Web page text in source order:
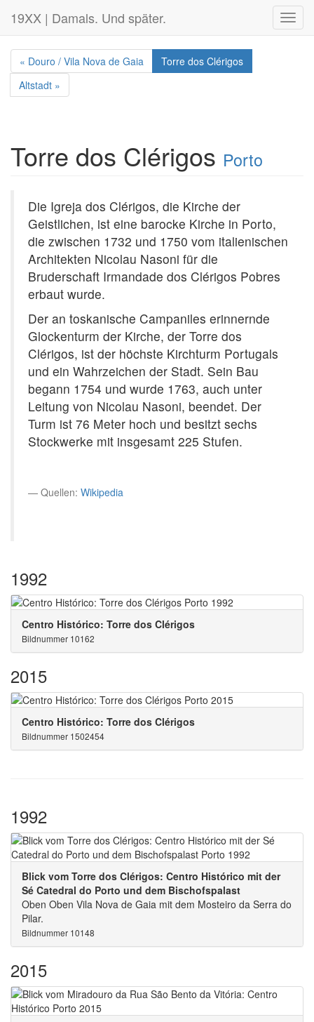
19XX | Damals. Und später.
« Douro / Vila Nova de Gaia
Torre dos Clérigos
Altstadt »
Torre dos Clérigos Porto
Die Igreja dos Clérigos, die Kirche der
Geistlichen, ist eine barocke Kirche in Porto,
die zwischen 1732 und 1750 vom italienischen
Architekten Nicolau Nasoni für die
Bruderschaft Irmandade dos Clérigos Pobres
erbaut wurde.
Der an toskanische Campaniles erinnernde
Glockenturm der Kirche, der Torre dos
Clérigos, ist der höchste Kirchturm Portugals
und ein Wahrzeichen der Stadt. Sein Bau
begann 1754 und wurde 1763, auch unter
Leitung von Nicolau Nasoni, beendet. Der
Turm ist 76 Meter hoch und besitzt sechs
Stockwerke mit insgesamt 225 Stufen.
Quellen: Wikipedia
1992
Centro Histórico: Torre dos Clérigos
Bildnummer 10162
2015
Centro Histórico: Torre dos Clérigos
Bildnummer 1502454
1992
Blick vom Torre dos Clérigos: Centro Histórico mit der
Sé Catedral do Porto und dem Bischofspalast
Oben Oben Vila Nova de Gaia mit dem Mosteiro da Serra do
Pilar.
Bildnummer 10148
2015